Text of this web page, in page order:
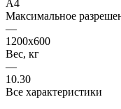
A4
Максимальное
—
1200х600
Вес, кг
—
10.30
Все характеристики